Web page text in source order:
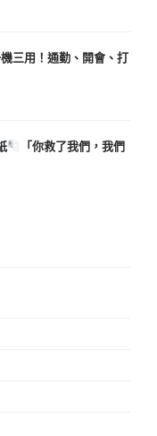
三用！通勤、開會、打
「你救了我們，我們